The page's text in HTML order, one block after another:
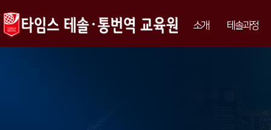
소개 테솔과정